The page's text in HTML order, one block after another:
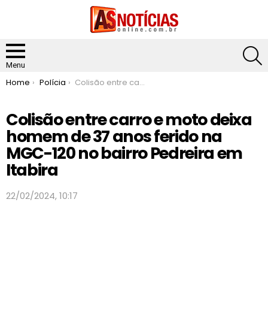
Menu
You are here:
Home Polícia Colisão entre carro e moto deixa homem de 37 anos ferido na MGC-120 no bairro Pedreira em Itabira
Colisão entre carro e moto deixa
homem de 37 anos ferido na
MGC-120 no bairro Pedreira em
Itabira
22/02/2024, 10:17